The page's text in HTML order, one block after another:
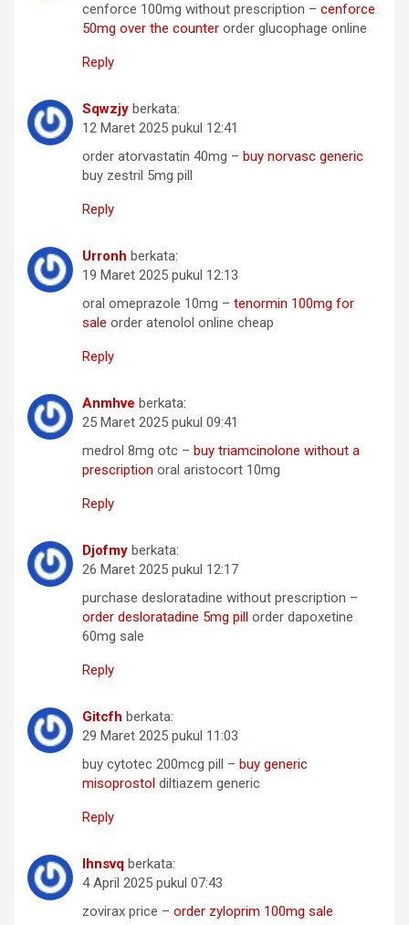
cenforce 100mg without prescription – cenforce
50mg over the counter order glucophage online
Reply
Sqwzjy berkata:
12 Maret 2025 pukul 12:41
order atorvastatin 40mg – buy norvasc generic
buy zestril 5mg pill
Reply
Urronh berkata:
19 Maret 2025 pukul 12:13
oral omeprazole 10mg – tenormin 100mg for
sale order atenolol online cheap
Reply
Anmhve berkata:
25 Maret 2025 pukul 09:41
medrol 8mg otc – buy triamcinolone without a
prescription oral aristocort 10mg
Reply
Djofmy berkata:
26 Maret 2025 pukul 12:17
purchase desloratadine without prescription –
order desloratadine 5mg pill order dapoxetine
60mg sale
Reply
Gitcfh berkata:
29 Maret 2025 pukul 11:03
buy cytotec 200mcg pill – buy generic
misoprostol diltiazem generic
Reply
Ihnsvq berkata:
4 April 2025 pukul 07:43
zovirax price – order zyloprim 100mg sale